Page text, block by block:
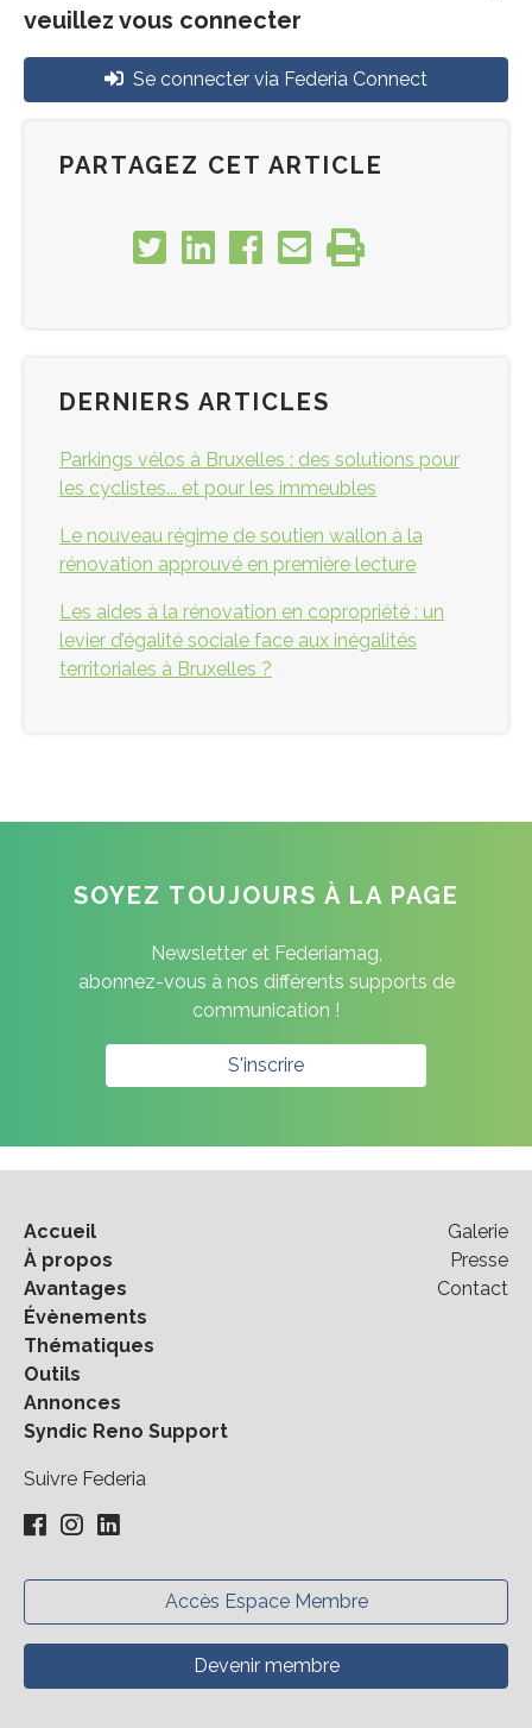
veuillez vous connecter
Se connecter via Federia Connect
PARTAGEZ CET ARTICLE
DERNIERS ARTICLES
Parkings vélos à Bruxelles : des solutions pour
les cyclistes... et pour les immeubles
Le nouveau régime de soutien wallon à la
rénovation approuvé en première lecture
Les aides à la rénovation en copropriété : un
levier d’égalité sociale face aux inégalités
territoriales à Bruxelles ?
SOYEZ TOUJOURS À LA PAGE
Newsletter et Federiamag,
abonnez-vous à nos différents supports de
communication !
S'inscrire
Accueil
À propos
Avantages
Évènements
Thématiques
Outils
Annonces
Syndic Reno Support
Galerie
Presse
Contact
Suivre Federia
Accès Espace Membre
Devenir membre